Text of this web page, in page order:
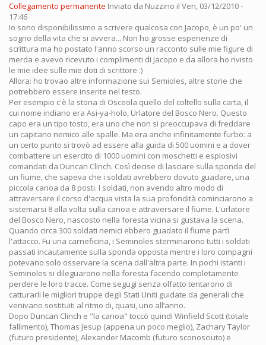
Collegamento permanente Inviato da Nuzzino il Ven, 03/12/2010 -
17:46
Io sono disponibilissimo a scrivere qualcosa con Jacopo, è un po' un
sogno della vita che si avvera... Non ho grosse esperienze di
scrittura ma ho postato l'anno scorso un racconto sulle mie figure di
merda e avevo ricevuto i complimenti di Jacopo e da allora ho rivisto
le mie idee sulle mie doti di scrittore :)
Allora: ho trovao altre informazione sui Semioles, altre storie che
potrebbero essere inserite nel testo.
Per esempio c'è la storia di Osceola quello del coltello sulla carta, il
cui nome indiano era Asi-ya-holo, Urlatore del Bosco Nero. Questo
capo era un tipo tosto, era uno che non si preoccupava di freddare
un capitano nemico alle spalle. Ma era anche infinitamente furbo: a
un certo punto si trovò ad essere alla guida di 500 uomini e a dover
combattere un esercito di 1000 uomini con moschetti e esplosivi
comandati da Duncan Clinch. Così decise di lasciare sulla sponda del
un fiume, che sapeva che i soldati avrebbero dovuto guadare, una
piccola canoa da 8 posti. I soldati, non avendo altro modo di
attraversare il corso d'acqua vista la sua profondità cominciarono a
sistemarsi 8 alla volta sulla canoa e attraversare il fiume. L'urlatore
del Bosco Nero, nascosto nella foresta vicina si gustava la scena.
Quando circa 300 soldati nemici ebbero guadato il fiume partì
l'attacco. Fu una carneficina, i Seminoles sterminarono tutti i soldati
passati incautamente sulla sponda opposta mentre i loro compagni
potevano solo osservare la scena dall'altra parte. In pochi istanti i
Seminoles si dileguarono nella foresta facendo completamente
perdere le loro tracce. Come segugi senza olfatto tentarono di
catturarli le migliori truppe degli Stati Uniti guidate da generali che
venivano sostituiti al ritmo di, quasi, uno all’anno.
Dopo Duncan Clinch e "la canoa" toccò quindi Winfield Scott (totale
fallimento), Thomas Jesup (appena un poco meglio), Zachary Taylor
(futuro presidente), Alexander Macomb (futuro sconosciuto) e